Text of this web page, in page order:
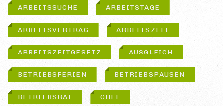
ARBEITSSUCHE ARBEITSTAGE
ARBEITSVERTRAG ARBEITSZEIT
ARBEITSZEITGESETZ AUSGLEICH
BETRIEBSFERIEN BETRIEBSPAUSEN
BETRIEBSRAT CHEF